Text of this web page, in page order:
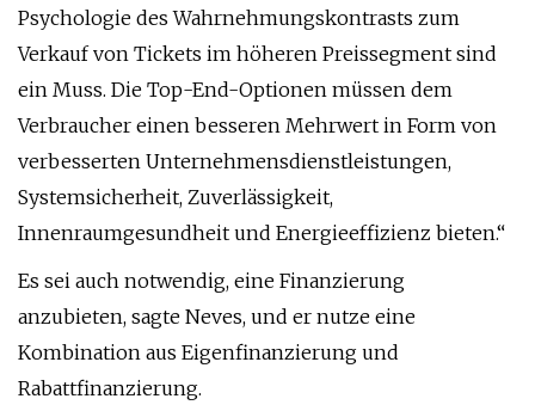
Psychologie des Wahrnehmungskontrasts zum
Verkauf von Tickets im höheren Preissegment sind
ein Muss. Die Top-End-Optionen müssen dem
Verbraucher einen besseren Mehrwert in Form von
verbesserten Unternehmensdienstleistungen,
Systemsicherheit, Zuverlässigkeit,
Innenraumgesundheit und Energieeffizienz bieten.“
Es sei auch notwendig, eine Finanzierung
anzubieten, sagte Neves, und er nutze eine
Kombination aus Eigenfinanzierung und
Rabattfinanzierung.